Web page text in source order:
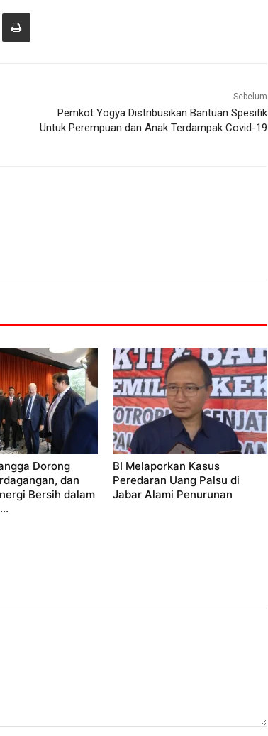
Sebelum
Pemkot Yogya Distribusikan Bantuan Spesifik
Untuk Perempuan dan Anak Terdampak Covid-19
Dorong
dan
Bersih dalam
BI Melaporkan Kasus
Peredaran Uang Palsu di
Jabar Alami Penurunan